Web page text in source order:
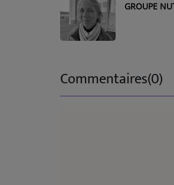
GROUPE
Commentaires(0)